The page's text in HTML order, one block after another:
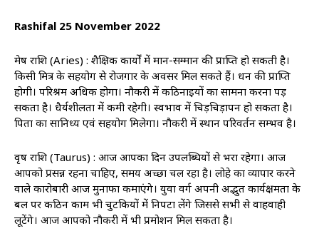
Rashifal 25 November 2022
मेष राशि (Aries) : शैक्षिक कार्यों में मान-सम्मान की प्राप्ति‍ हो सकती है।
किसी मित्र के सहयोग से रोजगार के अवसर मिल सकते हैं। धन की प्राप्ति‍
होगी। परिश्रम अधिक होगा। नौकरी में कठिनाइयों का सामना करना पड़
सकता है। धैर्यशीलता में कमी रहेगी। स्वभाव में चिड़चिड़ापन हो सकता है।
पिता का सानिध्य एवं सहयोग मिलेगा। नौकरी में स्थान परिवर्तन सम्भव है।
वृष राशि (Taurus) : आज आपका दिन उपलब्धियों से भरा रहेगा। आज
आपको प्रसन्न रहना चाहिए, समय अच्छा चल रहा है। लोहे का व्यापार करने
वाले कारोबारी आज मुनाफा कमाएंगे। युवा वर्ग अपनी अद्भुत कार्यक्षमता के
बल पर कठिन काम भी चुटकियों में निपटा लेंगे जिससे सभी से वाहवाही
लूटेंगे। आज आपको नौकरी में भी प्रमोशन मिल सकता है।